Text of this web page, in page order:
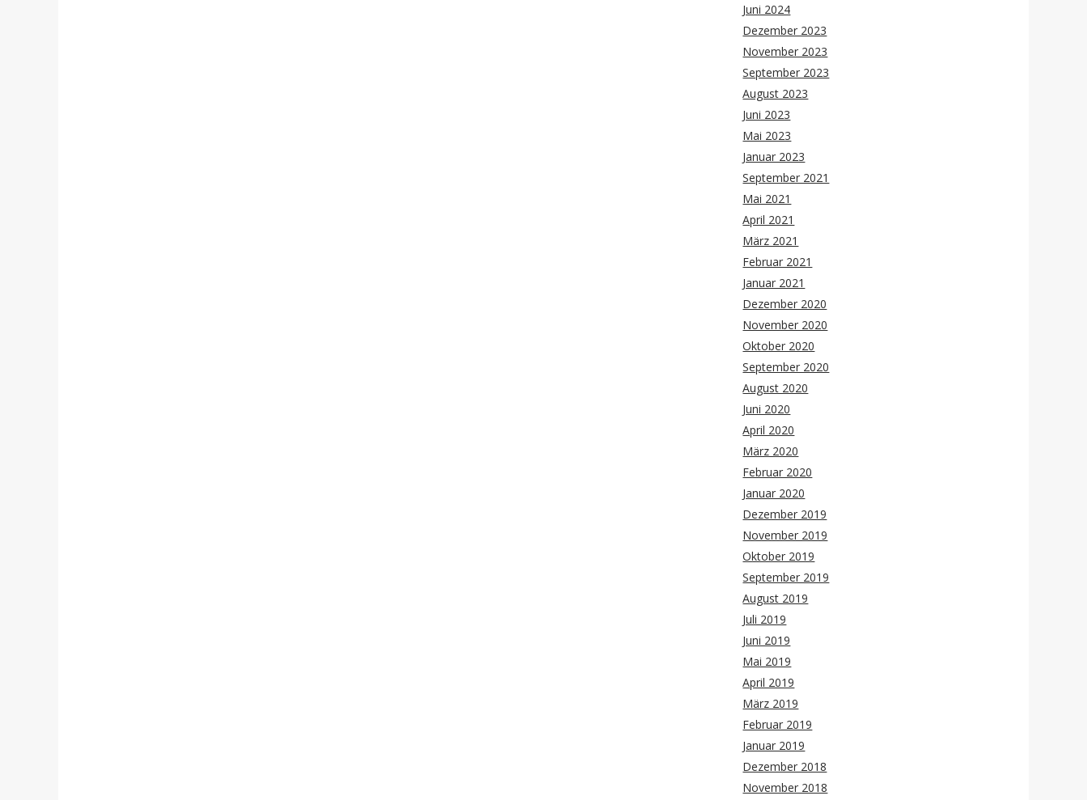
Juni 2024
Dezember 2023
November 2023
September 2023
August 2023
Juni 2023
Mai 2023
Januar 2023
September 2021
Mai 2021
April 2021
März 2021
Februar 2021
Januar 2021
Dezember 2020
November 2020
Oktober 2020
September 2020
August 2020
Juni 2020
April 2020
März 2020
Februar 2020
Januar 2020
Dezember 2019
November 2019
Oktober 2019
September 2019
August 2019
Juli 2019
Juni 2019
Mai 2019
April 2019
März 2019
Februar 2019
Januar 2019
Dezember 2018
November 2018